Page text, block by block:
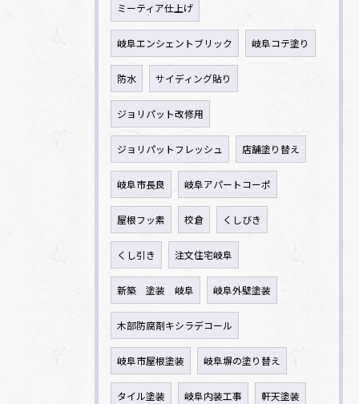
ミーティア仕上げ
岐阜エンシェントブリック 岐阜コテ塗り
防水 サイディング貼り
ジョリパット改修用
ジョリパットフレッシュ 店舗塗り替え
岐阜市長良 岐阜アパートコーポ
屋根フッ素 校倉 くしびき
くし引き 注文住宅岐阜
新築 塗装 岐阜 岐阜外壁塗装
木部防腐剤キシラデコール
岐阜市屋根塗装 岐阜塀の塗り替え
タイル塗装 岐阜内装工事 軒天塗装